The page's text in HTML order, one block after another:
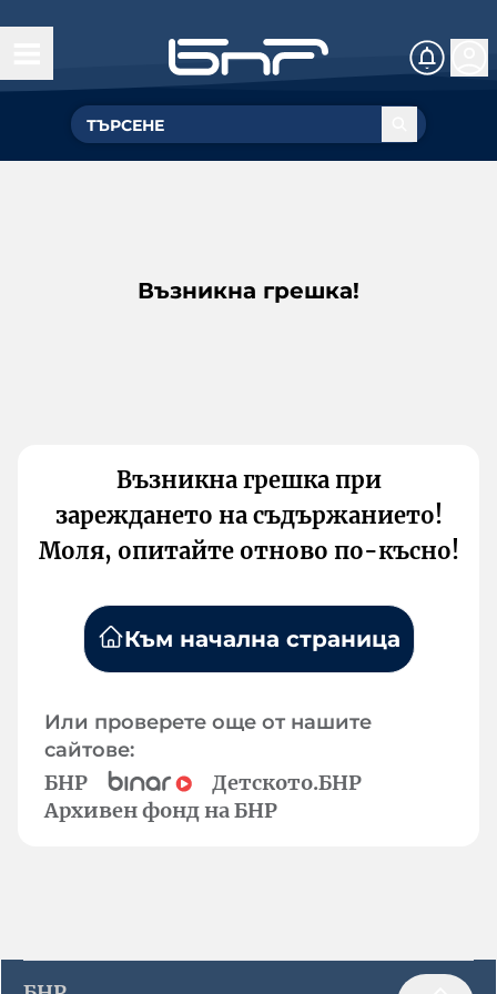
Възникна грешка!
Възникна грешка при
зареждането на съдържанието!
Моля, опитайте отново по-късно!
Към начална страница
Или проверете още от нашите
сайтове:
БНР
Детското.БНР
Архивен фонд на БНР